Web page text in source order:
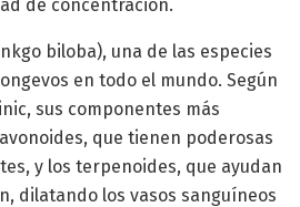
de concentración.
biloba), una de las especies
en todo el mundo. Según
sus componentes más
que tienen poderosas
y los terpenoides, que ayudan
dilatando los vasos sanguíneos